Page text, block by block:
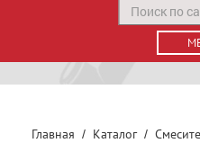
Главная Каталог